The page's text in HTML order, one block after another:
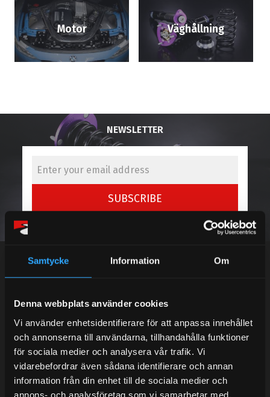
Samtycke Information Om
Denna webbplats använder cookies
Vi använder enhetsidentifierare för att anpassa innehållet
och annonserna till användarna, tillhandahålla funktioner
för sociala medier och analysera vår trafik. Vi
vidarebefordrar även sådana identifierare och annan
information från din enhet till de sociala medier och
annons- och analysföretag som vi samarbetar med.
Motor Väghållning
NEWSLETTER
SUBSCRIBE
Your personal information is processed in accordance with our privacy policy.
Telefonsupport:
Mån-Tors: 10:30-15:00
Lunchstängt 12:00-13:00